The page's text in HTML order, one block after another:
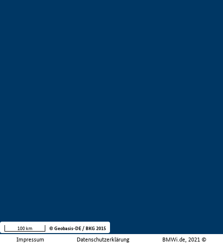
Impressum Datenschutzerklärung BMWi.de, 2021 ©
100 km © Geobasis-DE / BKG 2015